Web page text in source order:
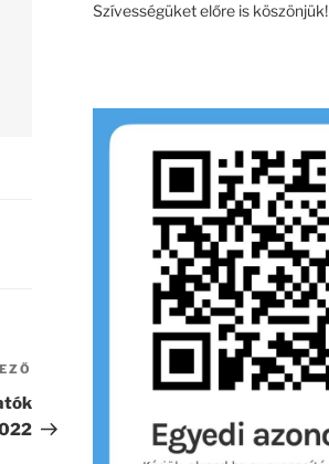
bejegyzés
Szívességüket előre is köszönjük!